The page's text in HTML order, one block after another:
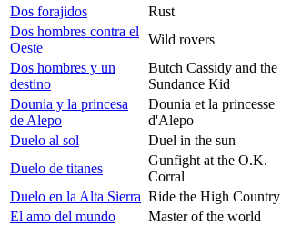
Dos forajidos
Rust
Dos hombres contra el
Oeste
Wild rovers
Dos hombres y un
destino
Butch Cassidy and the
Sundance Kid
Dounia y la princesa
de Alepo
Dounia et la princesse
d'Alepo
Duelo al sol
Duel in the sun
Duelo de titanes
Gunfight at the O.K.
Corral
Duelo en la Alta Sierra Ride the High Country
El amo del mundo
Master of the world